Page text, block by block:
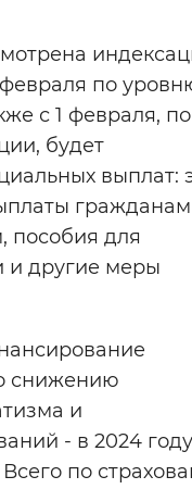
февраля по
с 1 февраля, по
будет
выплат:
пособия для
и другие меры
снижению
и
- в 2024
по